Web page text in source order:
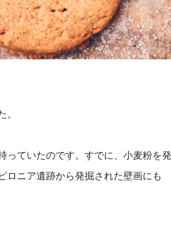
。
っていたのです。すでに、小麦粉を
ロニア遺跡から発掘された壁画にも